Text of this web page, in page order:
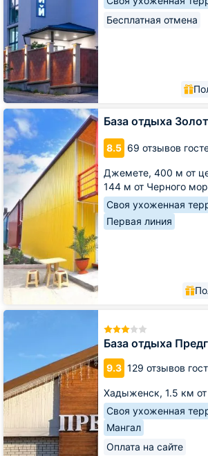
Бесплатная отмена
База отдыха
8.5 69 отзывов
Джемете, 400 м от
144 м от Черного
Своя ухоженная
Первая линия
База
отдыха
Золотая
Лагуна
База отдыха
9.3 129 отзывов
Хадыженск, 1.5 км
Своя ухоженная
Мангал
Оплата на сайте
База
отдыха